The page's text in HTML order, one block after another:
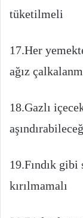
tüketilmeli
17.Her
ağız
18.Gazlı
19.Fındık
kırılmamalı